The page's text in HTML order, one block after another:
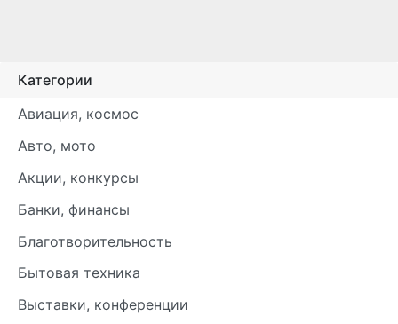
Категории
Авиация, космос
Авто, мото
Акции, конкурсы
Банки, финансы
Благотворительность
Бытовая техника
Выставки, конференции